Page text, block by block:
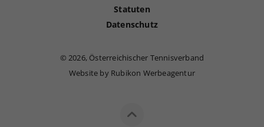
Statuten
Datenschutz
© 2026, Österreichischer Tennisverband
Website by Rubikon Werbeagentur